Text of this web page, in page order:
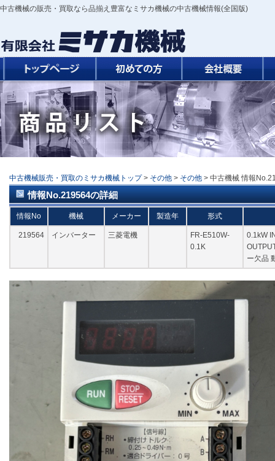
中古機械の販売・買取なら品揃え豊富なミサカ機械の中古機械情報(全国版)
中古機械販売・買取のミサカ機械トップ > その他 > その他 > 中古機械 情報
情報No.219564の詳細
情報No 機械 メーカー 製造年 形式
219564 インバーター 三菱電機
FR-E510W-
0.1K
0.1kW
ー欠品